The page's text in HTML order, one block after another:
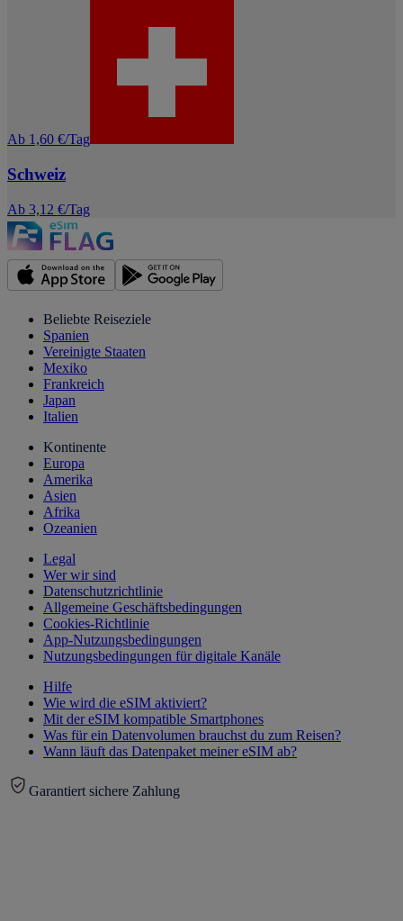
Ab 1,60 €/Tag
Schweiz
Ab 3,12 €/Tag
Beliebte Reiseziele
Spanien
Vereinigte Staaten
Mexiko
Frankreich
Japan
Italien
Kontinente
Europa
Amerika
Asien
Afrika
Ozeanien
Legal
Wer wir sind
Datenschutzrichtlinie
Allgemeine Geschäftsbedingungen
Cookies-Richtlinie
App-Nutzungsbedingungen
Nutzungsbedingungen für digitale Kanäle
Hilfe
Wie wird die eSIM aktiviert?
Mit der eSIM kompatible Smartphones
Was für ein Datenvolumen brauchst du zum Reisen?
Wann läuft das Datenpaket meiner eSIM ab?
Garantiert sichere Zahlung